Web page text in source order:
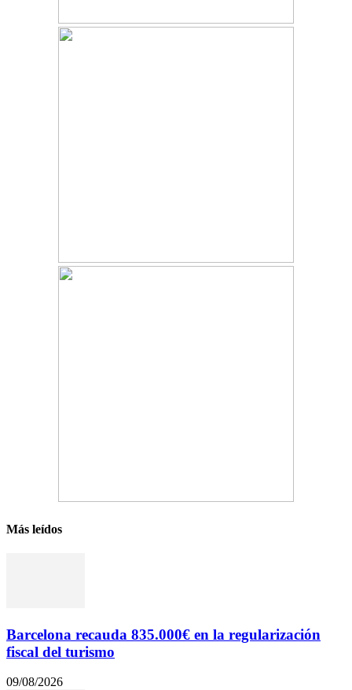
Más leídos
Barcelona recauda 835.000€ en la regularización
fiscal del turismo
09/08/2026